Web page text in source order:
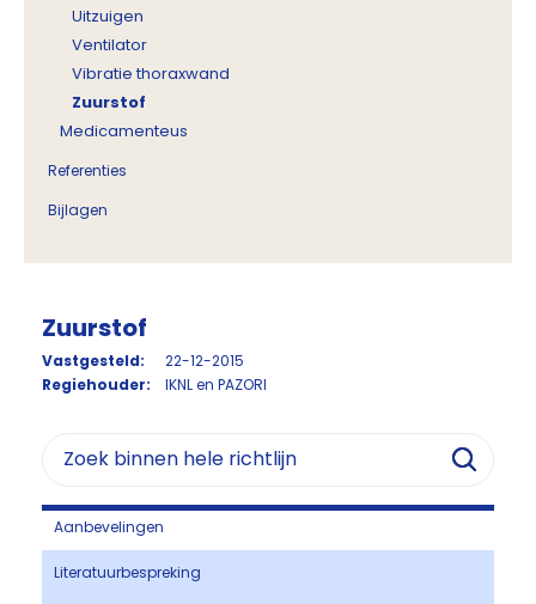
Uitzuigen
Ventilator
Vibratie thoraxwand
Zuurstof
Medicamenteus
Referenties
Bijlagen
Zuurstof
Vastgesteld:
22-12-2015
Regiehouder:
IKNL en PAZORI
Aanbevelingen
Literatuurbespreking